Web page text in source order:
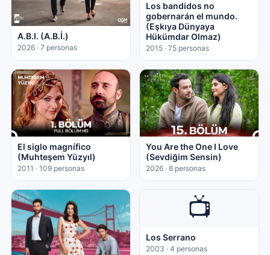
A.B.I. (A.B.İ.)
2026 · 7 personas
Los bandidos no
gobernarán el mundo.
(Eşkıya Dünyaya
Hükümdar Olmaz)
2015 · 75 personas
El siglo magnífico
(Muhteşem Yüzyıl)
2011 · 109 personas
You Are the One I Love
(Sevdiğim Sensin)
2026 · 6 personas
📺
Los Serrano
2003 · 4 personas